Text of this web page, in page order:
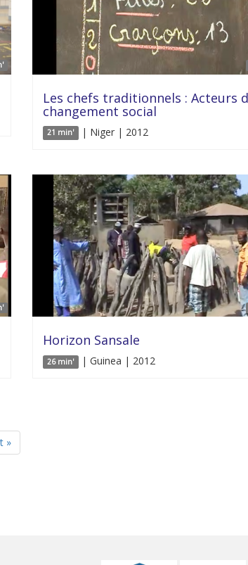
Les chefs traditionnels : Acteurs
changement social
21 min' | Niger | 2012
Horizon Sansale
26 min' | Guinea | 2012
»